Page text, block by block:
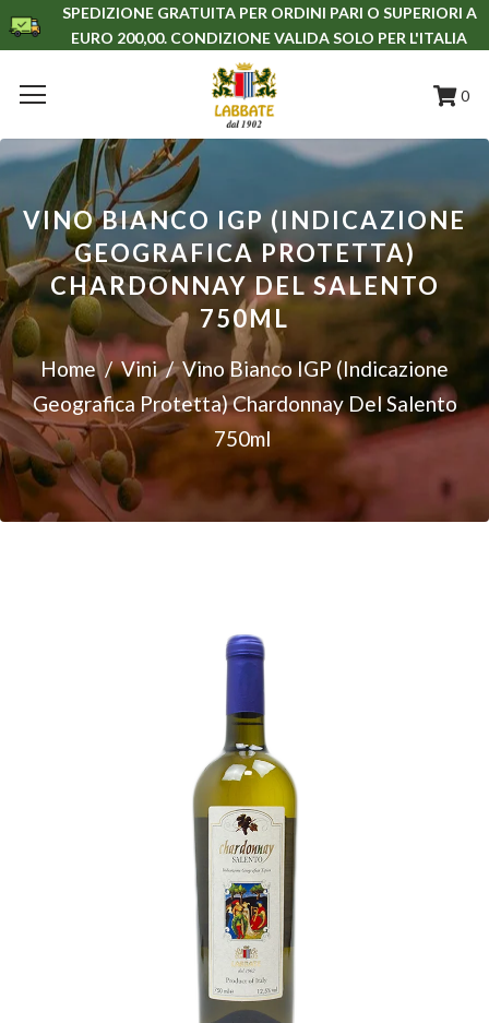
SPEDIZIONE GRATUITA PER ORDINI PARI O SUPERIORI A
EURO 200,00. CONDIZIONE VALIDA SOLO PER L'ITALIA
0
VINO BIANCO IGP (INDICAZIONE
GEOGRAFICA PROTETTA)
CHARDONNAY DEL SALENTO
750ML
Home / Vini / Vino Bianco IGP (Indicazione
Geografica Protetta) Chardonnay Del Salento
750ml